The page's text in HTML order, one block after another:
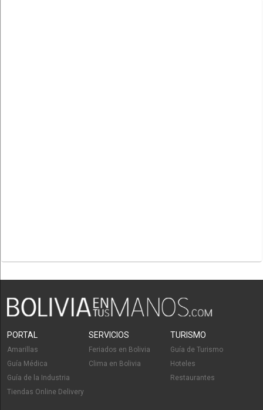
PORTAL
Amarillas
Guía Médica
Guía de la Industria
Tiendas Online Delivery
SERVICIOS
Feriados en Bolivia
Clima en Bolivia
TURISMO
Guía de Turismo
Hoteles
Restaurantes